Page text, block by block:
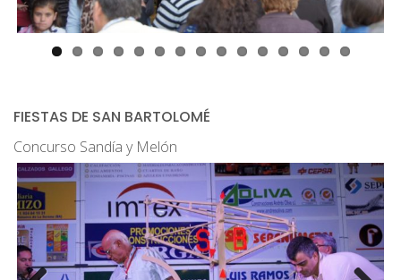
FIESTAS DE SAN BARTOLOMÉ
Concurso Sandía y Melón